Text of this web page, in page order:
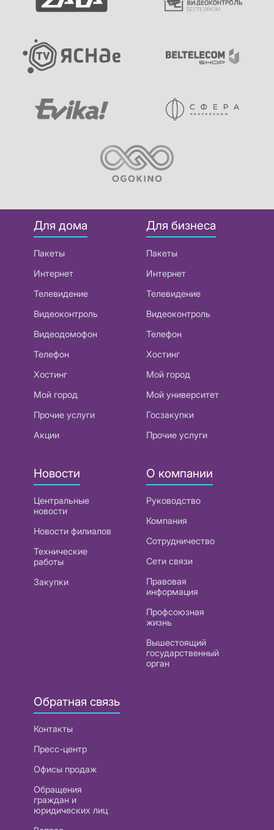
Для дома
Пакеты
Интернет
Телевидение
Видеоконтроль
Видеодомофон
Телефон
Хостинг
Мой город
Прочие услуги
Акции
Для бизнеса
Пакеты
Интернет
Телевидение
Видеоконтроль
Телефон
Хостинг
Мой город
Мой университет
Госзакупки
Прочие услуги
Новости
Центральные
новости
Новости филиалов
Технические
работы
Закупки
О компании
Руководство
Компания
Сотрудничество
Сети связи
Правовая
информация
Профсоюзная
жизнь
Вышестоящий
государственный
орган
Обратная связь
Контакты
Пресс-центр
Офисы продаж
Обращения
граждан и
юридических лиц